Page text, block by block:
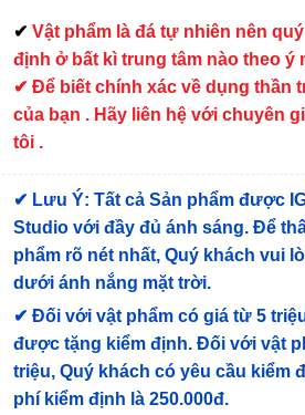
✔ Vật phẩm là đá tự nhiên nên
định ở bất kì trung tâm nào theo ý
✔ Để biết chính xác về dụng thần
của bạn . Hãy liên hệ với chuyên
tôi .
✔ Lưu Ý: Tất cả Sản phẩm được
Studio với đầy đủ ánh sáng. Để
phẩm rõ nét nhất, Quý khách vui
dưới ánh nắng mặt trời.
✔ Đối với vật phẩm có giá từ 5
được tặng kiểm định. Đối với vật
triệu, Quý khách có yêu cầu kiểm
phí kiểm định là 250.000đ.